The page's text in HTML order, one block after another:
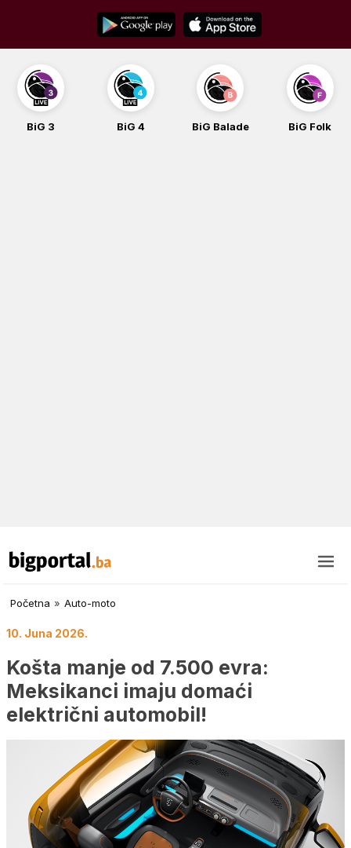
content
BiG 4 BiG Balade BiG Folk BiG iG
Početna » Auto-moto
10. Juna 2026.
Košta manje od 7.500 evra:
Meksikanci imaju domaći
električni automobil!